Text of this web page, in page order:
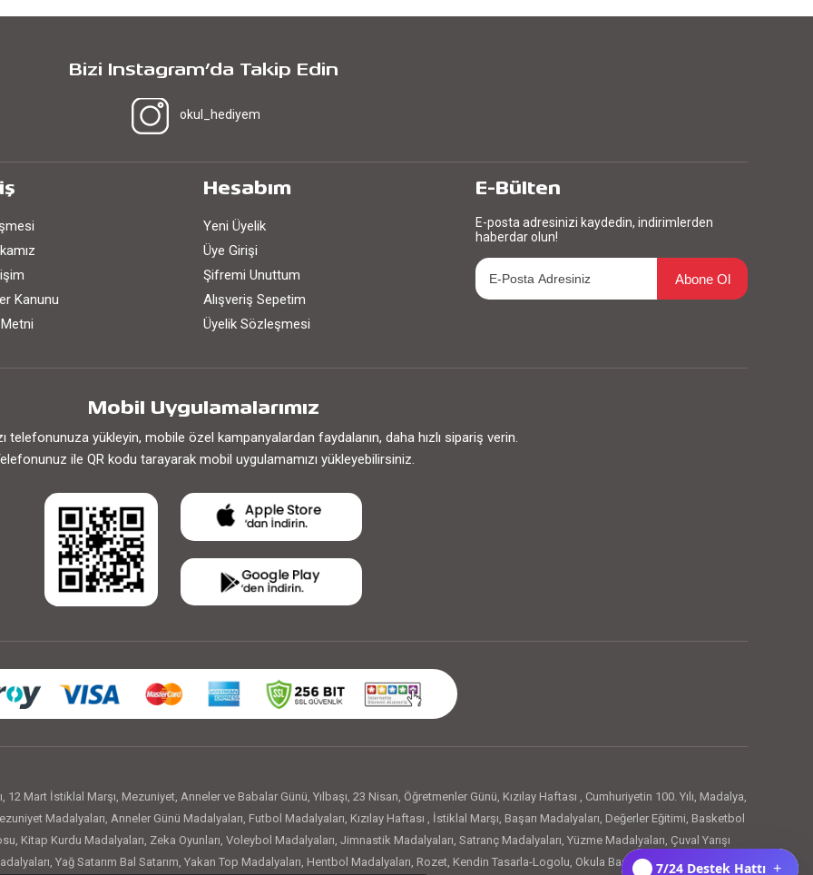
Bizi Instagram’da Takip Edin
okul_hediyem
Kanunu
Hesabım
Yeni Üyelik
Üye Girişi
Şifremi Unuttum
Alışveriş Sepetim
Üyelik Sözleşmesi
E-Bülten
E-posta adresinizi kaydedin, indirimlerden
haberdar olun!
Abone Ol
Mobil Uygulamalarımız
telefonunuza yükleyin, mobile özel kampanyalardan faydalanın, daha hızlı sipariş verin.
ile QR kodu tarayarak mobil uygulamamızı yükleyebilirsiniz.
, 12 Mart İstiklal Marşı, Mezuniyet, Anneler ve Babalar Günü, Yılbaşı, 23 Nisan, Öğretmenler Günü, Kızılay Haftası , Cumhuriyetin 100. Yılı, Madalya,
Madalyaları, Anneler Günü Madalyaları, Futbol Madalyaları, Kızılay Haftası , İstiklal Marşı, Başarı Madalyaları, Değerler Eğitimi, Basketbol
, Kitap Kurdu Madalyaları, Zeka Oyunları, Voleybol Madalyaları, Jimnastik Madalyaları, Satranç Madalyaları, Yüzme Madalyaları, Çuval Yarışı
, Yağ Satarım Bal Satarım, Yakan Top Madalyaları, Hentbol Madalyaları, Rozet, Kendin Tasarla-Logolu, Okula Başladım Rozetleri ,Artık
7/24 Destek Hattı +